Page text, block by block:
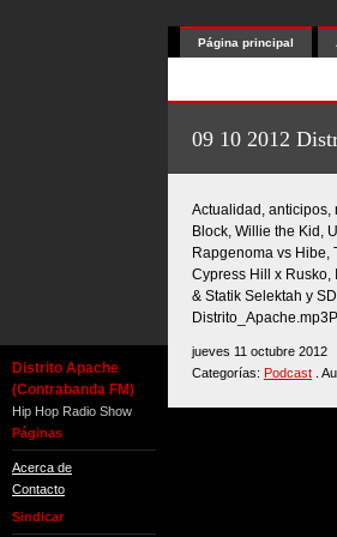
Distrito Apache
(Contrabanda FM)
Hip Hop Radio Show
Páginas
Acerca de
Contacto
Sindicar
Página principal
09 10 2012
Actualidad, anticipos,
Block, Willie the Kid,
Rapgenoma vs Hibe,
Cypress Hill x Rusko,
& Statik Selektah y
jueves 11 octubre 2012
Categorías: Podcast .